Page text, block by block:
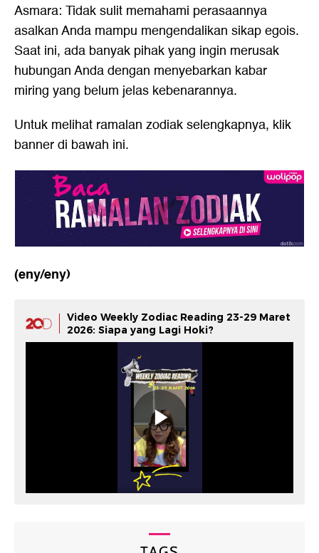
Asmara: Tidak sulit memahami perasaannya
asalkan Anda mampu mengendalikan sikap egois.
Saat ini, ada banyak pihak yang ingin merusak
hubungan Anda dengan menyebarkan kabar
miring yang belum jelas kebenarannya.
Untuk melihat ramalan zodiak selengkapnya, klik
banner di bawah ini.
(eny/eny)
Video Weekly Zodiac Reading 23-29 Maret
2026: Siapa yang Lagi Hoki?